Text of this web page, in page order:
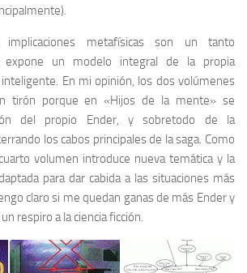
implicaciones metafísicas son un tanto
expone un modelo integral de la propia
En mi opinión, los dos volúmenes
tirón porque en «Hijos de la mente» se
del propio Ender, y sobretodo de la
los cabos principales de la saga. Como
volumen introduce nueva temática y la
para dar cabida a las situaciones más
claro si me quedan ganas de más Ender y
respiro a la ciencia ficción.